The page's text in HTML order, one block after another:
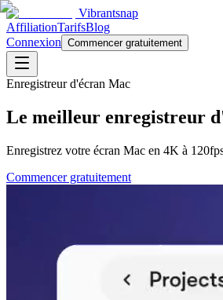
Vibrantsnap
AffiliationTarifsBlog
Connexion Commencer gratuitement
Enregistreur d'écran Mac
Le meilleur enregistreur
Enregistrez votre écran Mac en 4K à
Commencer gratuitement